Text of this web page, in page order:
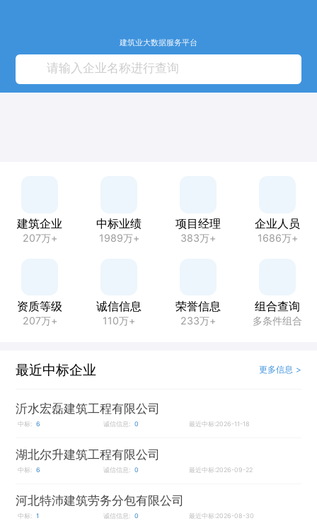
建筑业大数据服务平台
建筑企业
207万+
中标业绩
1989万+
项目经理
383万+
企业人员
1686万+
资质等级
207万+
诚信信息
110万+
荣誉信息
233万+
组合查询
多条件组合
最近中标企业 更多信息 >
沂水宏磊建筑工程有限公司
中标: 6 诚信信息: 0 最近中标:2026-11-18
湖北尔升建筑工程有限公司
中标: 6 诚信信息: 0 最近中标:2026-09-22
河北特沛建筑劳务分包有限公司
中标: 1 诚信信息: 0 最近中标:2026-08-30